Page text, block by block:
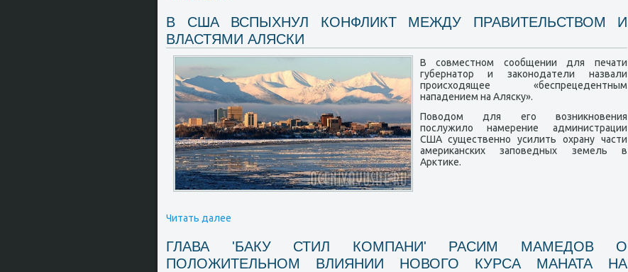
В США ВСПЫХНУЛ КОНФЛИКТ МЕЖДУ ПРАВИТЕЛЬСТВОМ И
ВЛАСТЯМИ АЛЯСКИ
В совместном сообщении для печати
губернатор и законодатели назвали
происходящее «беспрецедентным
нападением на Аляску».
Поводом для его возникновения
послужило намерение администрации
США существенно усилить охрану части
американских заповедных земель в
Арктике.
Читать далее
ГЛАВА 'БАКУ СТИЛ КОМПАНИ' РАСИМ МАМЕДОВ О
ПОЛОЖИТЕЛЬНОМ ВЛИЯНИИ НОВОГО КУРСА МАНАТА НА